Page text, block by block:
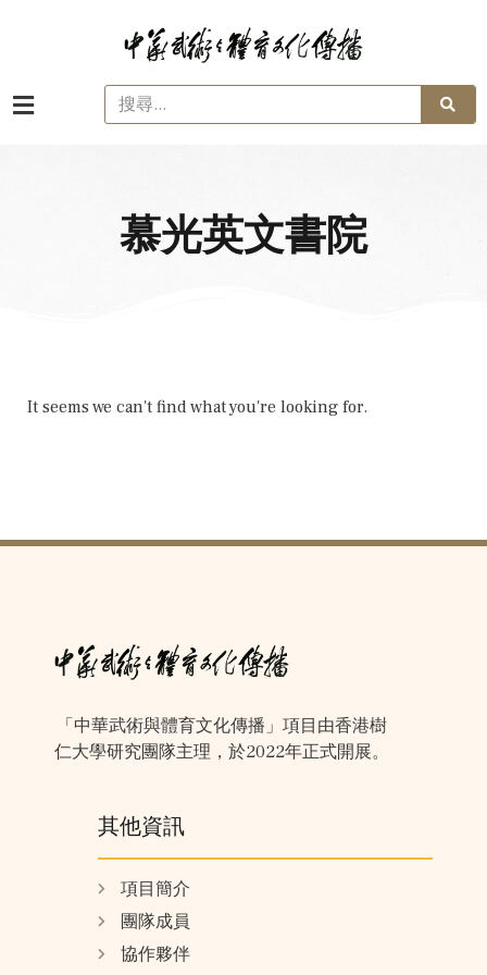
慕光英文書院
It seems we can't find what you're looking for.
「中華武術與體育文化傳播」項目由香港樹
仁大學研究團隊主理，於2022年正式開展。
其他資訊
項目簡介
團隊成員
協作夥伴